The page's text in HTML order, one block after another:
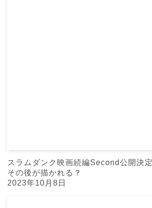
スラムダンク映画続編Second公開決
その後が描かれる？
2023年10月8日